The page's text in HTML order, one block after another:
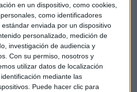
en un dispositivo, como cookies,
como identificadores
enviada por un dispositivo
personalizado, medición de
investigación de audiencia y
Con su permiso, nosotros y
utilizar datos de localización
mediante las
Puede hacer clic para